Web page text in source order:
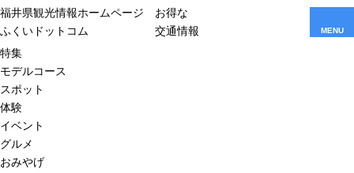
福井県観光情報ホームページ
ふくいドットコム
お得な
交通情報
MENU
特集
モデルコース
スポット
体験
イベント
グルメ
おみやげ